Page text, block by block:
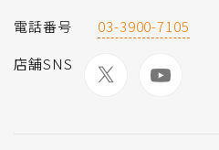
電話番号
03-3900-7105
店舗SNS